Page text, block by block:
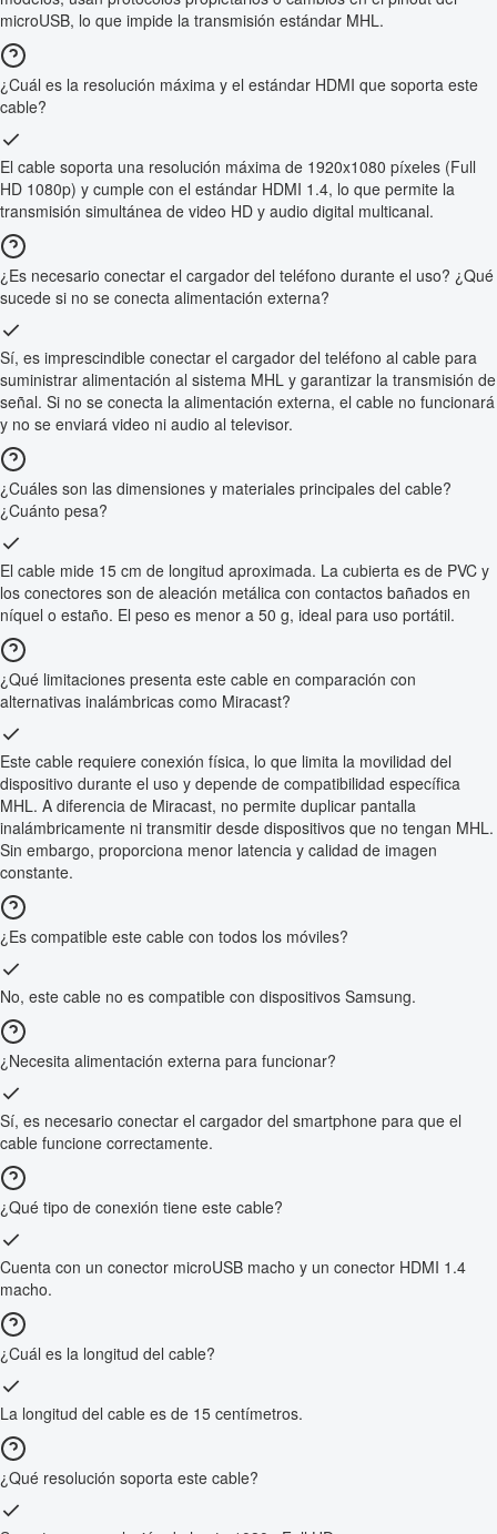
microUSB, lo que impide la transmisión estándar MHL.
¿Cuál es la resolución máxima y el estándar HDMI que soporta este
cable?
El cable soporta una resolución máxima de 1920x1080 píxeles (Full
HD 1080p) y cumple con el estándar HDMI 1.4, lo que permite la
transmisión simultánea de video HD y audio digital multicanal.
¿Es necesario conectar el cargador del teléfono durante el uso? ¿Qué
sucede si no se conecta alimentación externa?
Sí, es imprescindible conectar el cargador del teléfono al cable para
suministrar alimentación al sistema MHL y garantizar la transmisión de
señal. Si no se conecta la alimentación externa, el cable no funcionará
y no se enviará video ni audio al televisor.
¿Cuáles son las dimensiones y materiales principales del cable?
¿Cuánto pesa?
El cable mide 15 cm de longitud aproximada. La cubierta es de PVC y
los conectores son de aleación metálica con contactos bañados en
níquel o estaño. El peso es menor a 50 g, ideal para uso portátil.
¿Qué limitaciones presenta este cable en comparación con
alternativas inalámbricas como Miracast?
Este cable requiere conexión física, lo que limita la movilidad del
dispositivo durante el uso y depende de compatibilidad específica
MHL. A diferencia de Miracast, no permite duplicar pantalla
inalámbricamente ni transmitir desde dispositivos que no tengan MHL.
Sin embargo, proporciona menor latencia y calidad de imagen
constante.
¿Es compatible este cable con todos los móviles?
No, este cable no es compatible con dispositivos Samsung.
¿Necesita alimentación externa para funcionar?
Sí, es necesario conectar el cargador del smartphone para que el
cable funcione correctamente.
¿Qué tipo de conexión tiene este cable?
Cuenta con un conector microUSB macho y un conector HDMI 1.4
macho.
¿Cuál es la longitud del cable?
La longitud del cable es de 15 centímetros.
¿Qué resolución soporta este cable?